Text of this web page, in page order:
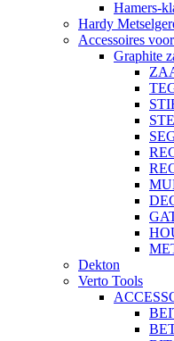
Hamers-
Hardy
Accessoires
Graphite
Dekton
Verto Tools